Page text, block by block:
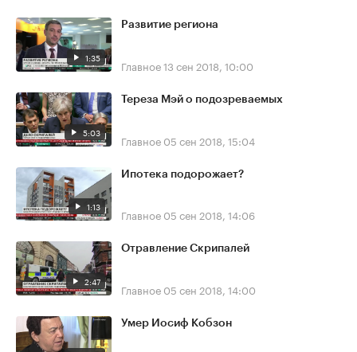
1:35
Развитие региона
Главное13 сен 2018, 10:00
5:03
Тереза Мэй о подозреваемых
Главное 05 сен 2018, 15:04
1:13
Ипотека подорожает?
Главное 05 сен 2018, 14:06
2:47
Отравление Скрипалей
Главное 05 сен 2018, 14:00
Умер Иосиф Кобзон